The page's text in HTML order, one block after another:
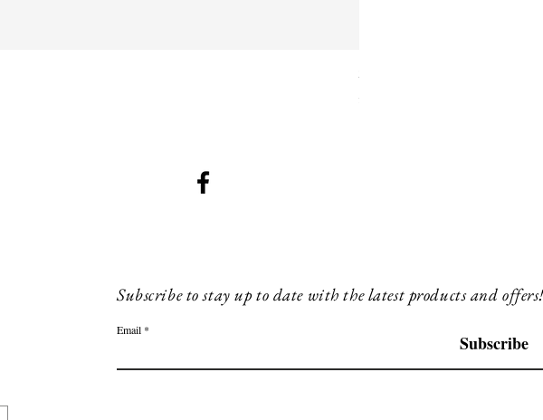
SMG 025 black with blue
Prijs
£ 260,00
Subscribe to stay up to date with the latest products and
Email
Subscribe